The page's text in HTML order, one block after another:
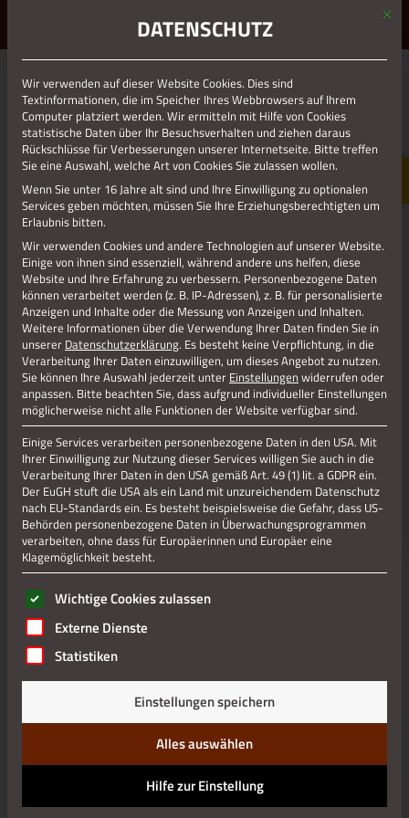
ERLEBE STOLBERG.ERLEBE DICH.
01.01.1970
DORFF_ALTE_BRAUEREI_2
Alte Brauerei in Dorff
Jetzt teilen
Jetzt teilen
Datenschutz
Mit
DATENSCHUTZ
Wir verwenden auf dieser Website Cookies. Dies sind
Textinformationen, die im Speicher Ihres Webbrowsers auf Ihrem
Computer platziert werden. Wir ermitteln mit Hilfe von Cookies
statistische Daten über Ihr Besuchsverhalten und ziehen daraus
Rückschlüsse für Verbesserungen unserer Internetseite. Bitte treffen
Sie eine Auswahl, welche Art von Cookies Sie zulassen wollen.
Wenn Sie unter 16 Jahre alt sind und Ihre Einwilligung zu optionalen
Services geben möchten, müssen Sie Ihre Erziehungsberechtigten um
Erlaubnis bitten.
Wir verwenden Cookies und andere Technologien auf unserer Website.
Einige von ihnen sind essenziell, während andere uns helfen, diese
Website und Ihre Erfahrung zu verbessern. Personenbezogene Daten
können verarbeitet werden (z. B. IP-Adressen), z. B. für personalisierte
Anzeigen und Inhalte oder die Messung von Anzeigen und Inhalten.
Weitere Informationen über die Verwendung Ihrer Daten finden Sie in
unserer Datenschutzerklärung. Es besteht keine Verpflichtung, in die
Verarbeitung Ihrer Daten einzuwilligen, um dieses Angebot zu nutzen.
Sie können Ihre Auswahl jederzeit unter Einstellungen widerrufen oder
anpassen. Bitte beachten Sie, dass aufgrund individueller Einstellungen
möglicherweise nicht alle Funktionen der Website verfügbar sind.
Einige Services verarbeiten personenbezogene Daten in den USA. Mit
Ihrer Einwilligung zur Nutzung dieser Services willigen Sie auch in die
Verarbeitung Ihrer Daten in den USA gemäß Art. 49 (1) lit. a GDPR ein.
Der EuGH stuft die USA als ein Land mit unzureichendem Datenschutz
nach EU-Standards ein. Es besteht beispielsweise die Gefahr, dass US-
Behörden personenbezogene Daten in Überwachungsprogrammen
verarbeiten, ohne dass für Europäerinnen und Europäer eine
Klagemöglichkeit besteht.
Es folgt eine Liste der Service-Gruppen, für die eine
Wichtige Cookies zulassen
Externe Dienste
Statistiken
Einstellungen speichern
Alles auswählen
Hilfe zur Einstellung